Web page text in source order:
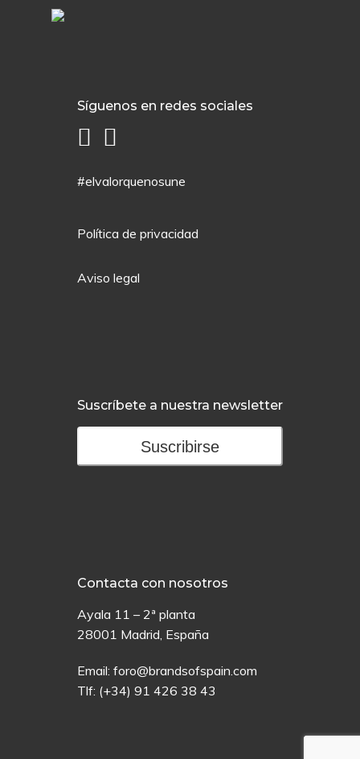
Síguenos en redes sociales
#elvalorquenosune
Política de privacidad
Aviso legal
Suscríbete a nuestra newsletter
Suscribirse
Contacta con nosotros
Ayala 11 – 2ª planta
28001 Madrid, España
Email: foro@brandsofspain.com
Tlf: (+34) 91 426 38 43